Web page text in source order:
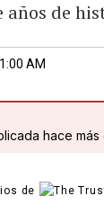
años de
AM
hace más
de